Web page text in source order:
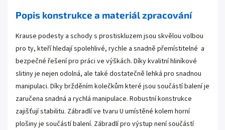
Popis konstrukce a materiál zpracování
Krause podesty a schody s prostiskluzem jsou skvělou volbou
pro ty, kteří hledají spolehlivé, rychle a snadně přemístitelné a
bezpečné řešení pro práci ve výškách. Díky kvalitní hliníkové
slitiny je nejen odolná, ale také dostatečně lehká pro snadnou
manipulaci. Díky bržděním kolečkům které jsou součástí balení je
zaručena snadná a rychlá manipulace. Robustní konstrukce
zajišťují stabilitu. Zábradlí ve tvaru U umístěné kolem horní
plošiny je součástí balení. Zábradlí pro výstup není součástí